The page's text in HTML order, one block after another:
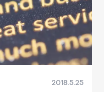
2018.5.25